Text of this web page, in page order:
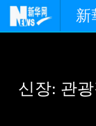
新
경제
신장: 관